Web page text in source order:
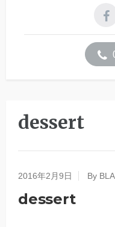
dessert
2016年2月9日 By
dessert